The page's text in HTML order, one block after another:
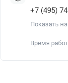
+7 (495)
Показать на
Время